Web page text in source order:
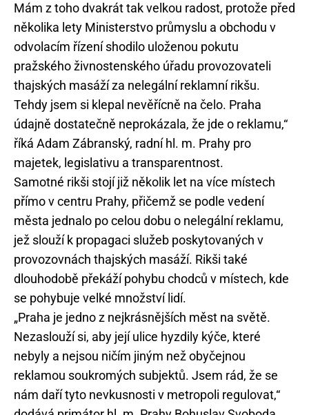
Mám z toho dvakrát tak velkou radost, protože před
několika lety Ministerstvo průmyslu a obchodu v
odvolacím řízení shodilo uloženou pokutu
pražského živnostenského úřadu provozovateli
thajských masáží za nelegální reklamní rikšu.
Tehdy jsem si klepal nevěřícně na čelo. Praha
údajně dostatečně neprokázala, že jde o reklamu,“
říká Adam Zábranský, radní hl. m. Prahy pro
majetek, legislativu a transparentnost.
Samotné rikši stojí již několik let na více místech
přímo v centru Prahy, přičemž se podle vedení
města jednalo po celou dobu o nelegální reklamu,
jež slouží k propagaci služeb poskytovaných v
provozovnách thajských masáží. Rikši také
dlouhodobě překáží pohybu chodců v místech, kde
se pohybuje velké množství lidí.
„Praha je jedno z nejkrásnějších měst na světě.
Nezaslouží si, aby její ulice hyzdily kýče, které
nebyly a nejsou ničím jiným než obyčejnou
reklamou soukromých subjektů. Jsem rád, že se
nám daří tyto nevkusnosti v metropoli regulovat,“